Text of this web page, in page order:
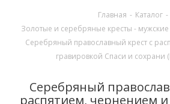
Главная - Каталог -
Золотые и серебряные кресты -
Серебряный православный крест с
гравировкой Спаси и сохрани
Серебряный
распятием, чернением